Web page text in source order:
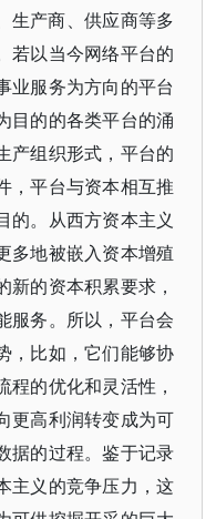
产商、供应商等多
若以当今网络平台的
业服务为方向的平台
目的的各类平台的涌
产组织形式，平台的
，平台与资本相互推
的。从西方资本主义
多地被嵌入资本增殖
的资本积累要求，
服务。所以，平台会
，比如，它们能够协
的优化和灵活性，
更高利润转变成为可
据的过程。鉴于记录
主义的竞争压力，这